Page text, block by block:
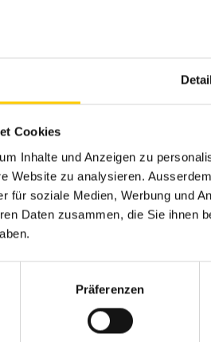
Cookies
Inhalte und Anzeigen zu
Website zu analysieren.
für soziale Medien, Werbung und
Daten zusammen, die Sie ihnen
Präferenzen
nécessaire par le biais de
conformité aux exigences
entière peut être maîtrisée
y contribue également, car elle
l’étape de travail
simple raccordement câblé
véhicule.